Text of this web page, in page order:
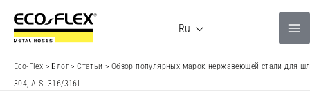
содержимому
Ru
Eco-Flex > Блог>Статьи > Обзор популярных марок нержавеющей стали для
304, AISI 316/316L